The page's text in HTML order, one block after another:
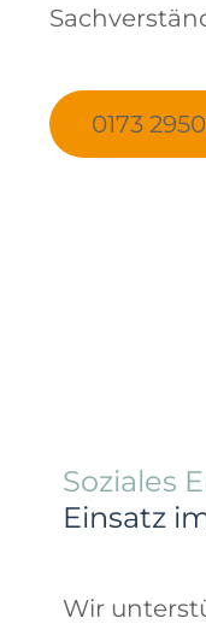
0173
Soziales
Einsatz
Wir